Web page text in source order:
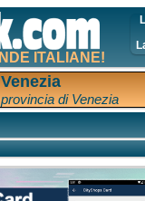
ITALIANE!
di Venezia